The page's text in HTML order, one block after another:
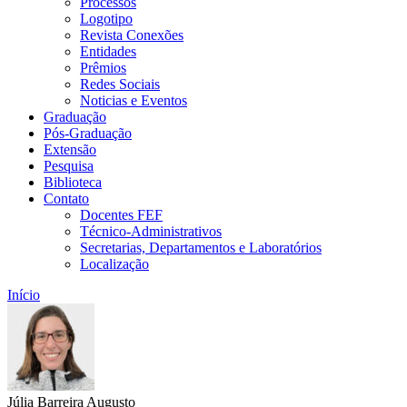
Logotipo
Revista Conexões
Entidades
Prêmios
Redes Sociais
Noticias e Eventos
Graduação
Pós-Graduação
Extensão
Pesquisa
Biblioteca
Contato
Docentes FEF
Técnico-Administrativos
Secretarias, Departamentos e Laboratórios
Localização
Início
Júlia Barreira Augusto